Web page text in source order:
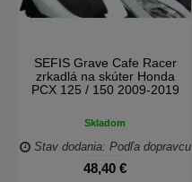
SEFIS Grave Cafe Racer
zrkadlá na skúter Honda
PCX 125 / 150 2009-2019
Skladom
Stav dodania: Podľa dopravcu
48,40 €